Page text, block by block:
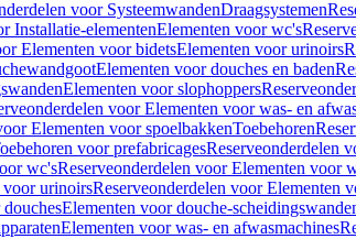
voor SysteemwandenDraagsystemen
Installatie-elementenElementen voor wc's
Elementen voor bidetsElementen voor urinoirs
Elementen voor douches en baden
Elementen voor slophoppers
voor Elementen voor was- en
Elementen voor spoelbakkenToebehoren
voor prefabricagesReserveonderdelen
wc'sReserveonderdelen voor Elementen voor
voor urinoirsReserveonderdelen voor Elementen
Elementen voor douche-
Elementen voor was- en afwasmachines